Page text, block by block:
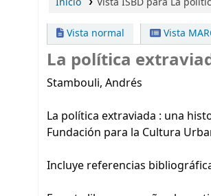
Vista normal Vista
La política
Stambouli, Andrés
La política extraviada : una
Fundación para la Cultura
Incluye referencias